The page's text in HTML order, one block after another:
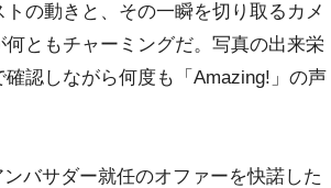
の動きと、その一瞬を切り取るカメ
ともチャーミングだ。写真の出来栄
認しながら何度も「Amazing!」の声
バサダー就任のオファーを快諾した